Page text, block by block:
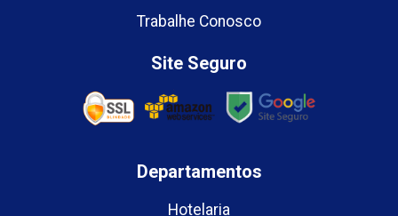
Trabalhe Conosco
Site Seguro
Departamentos
Hotelaria